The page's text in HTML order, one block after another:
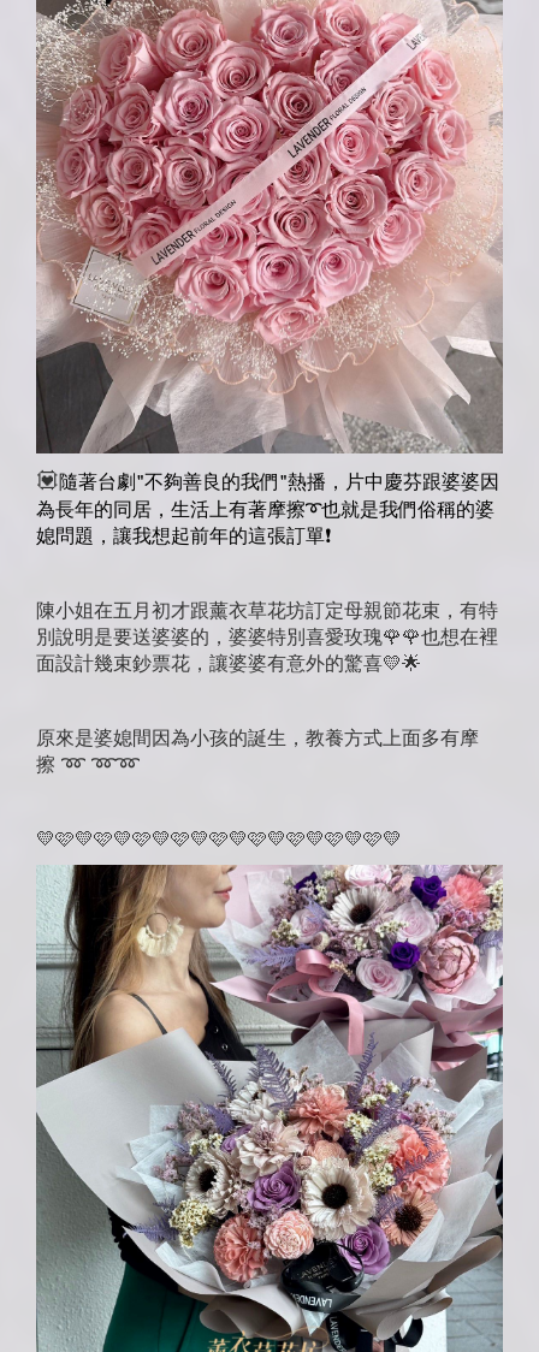
💟隨著台劇"不夠善良的我們"熱播，片中慶芬跟婆婆因
為長年的同居，生活上有著摩擦➰也就是我們俗稱的婆
媳問題，讓我想起前年的這張訂單❗
陳小姐在五月初才跟薰衣草花坊訂定母親節花束，有特
別說明是要送婆婆的，婆婆特別喜愛玫瑰🌹🌹也想在裡
面設計幾束鈔票花，讓婆婆有意外的驚喜💛🌟
原來是婆媳間因為小孩的誕生，教養方式上面多有摩
擦 ➿ ➿➿
💛🩷💛🩷💛🩷💛🩷💛🩷💛🩷💛🩷💛🩷💛🩷💛